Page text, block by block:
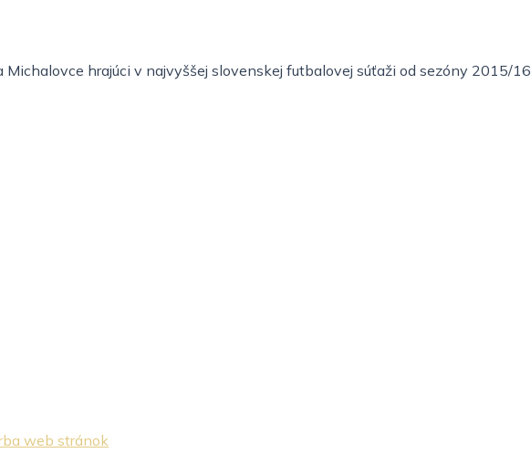
hrajúci v najvyššej slovenskej futbalovej súťaži od sezóny 2015/16.
web stránok